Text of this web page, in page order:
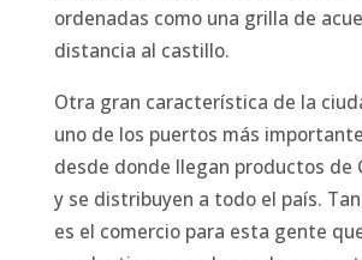
ordenadas como una grilla de
distancia al castillo.
Otra gran característica de la
uno de los puertos más
desde donde llegan productos de
y se distribuyen a todo el país.
es el comercio para esta gente